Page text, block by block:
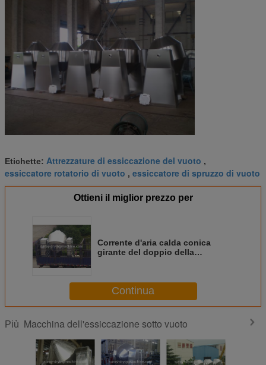
Etichette: Attrezzature di essiccazione del vuoto ,
essiccatore rotatorio di vuoto , essiccatore di spruzzo di vuoto
Ottieni il miglior prezzo per
Corrente d'aria calda conica
girante del doppio della
circolazione d'aria
Continua
Più Macchina dell'essiccazione sotto vuoto